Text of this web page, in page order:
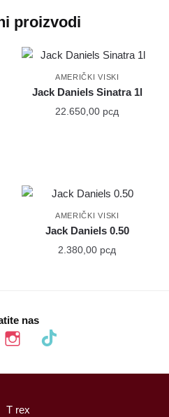
proizvodi
AMERIČKI VISKI
Jack Daniels Sinatra 1l
22.650,00 рсд
AMERIČKI VISKI
Jack Daniels 0.50
2.380,00 рсд
nas
instagram tiktok